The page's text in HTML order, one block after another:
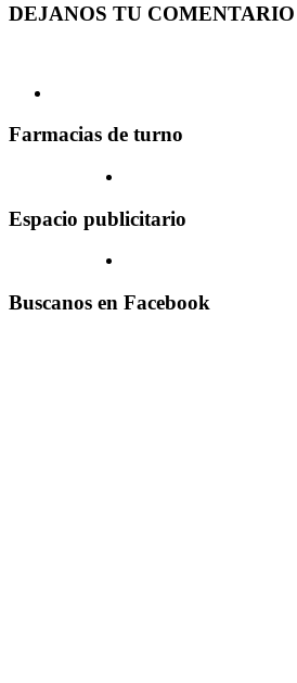
DEJANOS TU COMENTARIO
Farmacias de turno
Espacio publicitario
Buscanos en Facebook